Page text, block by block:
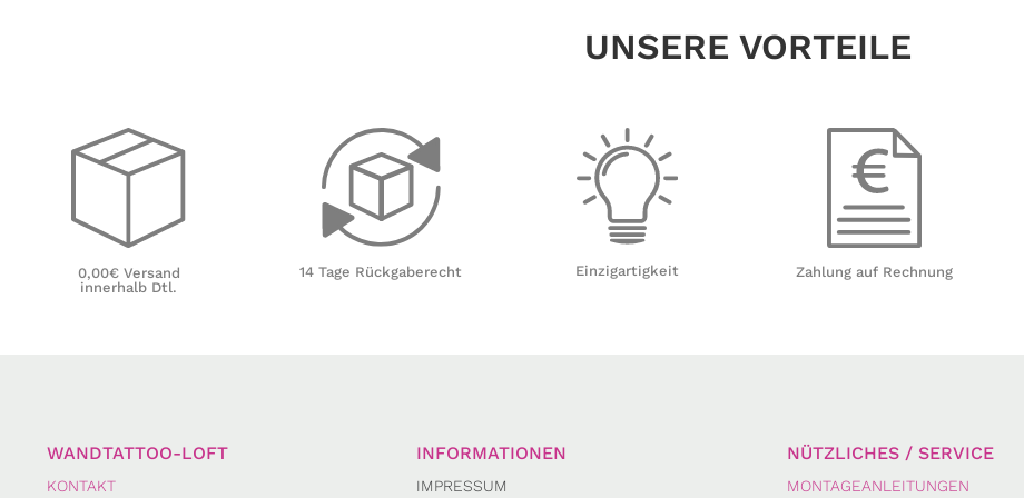
UNSERE VORTEILE
0,00€ Versand
innerhalb Dtl.
14 Tage Rückgaberecht Einzigartigkeit Zahlung auf Rechnung
WANDTATTOO-LOFT
KONTAKT
INFORMATIONEN
IMPRESSUM
NÜTZLICHES / SERVICE
MONTAGEANLEITUNGEN